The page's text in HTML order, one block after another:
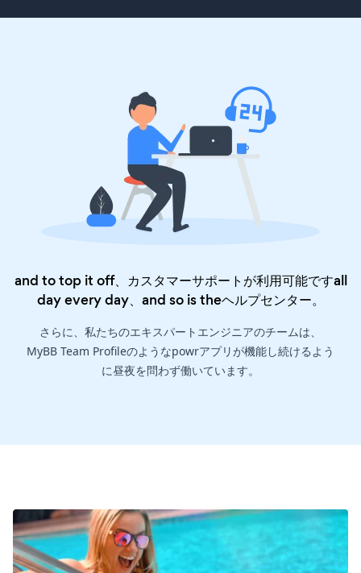
and to top it off、カスタマーサポートが利用可能ですall
day every day、and so is theヘルプセンター。
さらに、私たちのエキスパートエンジニアのチームは、
MyBB Team Profileのようなpowrアプリが機能し続けるよう
に昼夜を問わず働いています。